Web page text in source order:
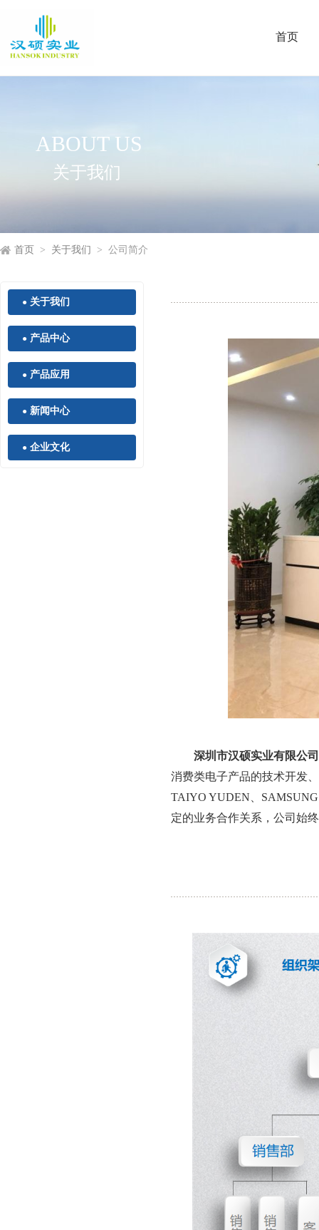
首页
ABOUT US
关于我们
首页 > 关于我们 > 公司简介
● 关于我们
● 产品中心
● 产品应用
● 新闻中心
● 企业文化
深圳市汉硕实业有限公司
消费类电子产品的技术开发
TAIYO YUDEN、
定的业务合作关系，公司始